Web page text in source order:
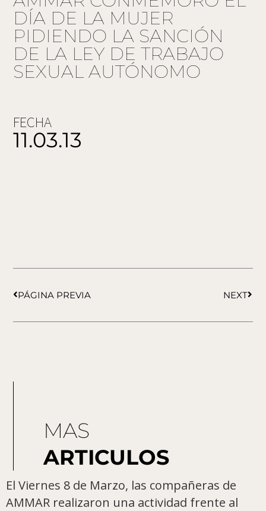
DÍA DE LA MUJER
PIDIENDO LA SANCIÓN
DE LA LEY DE TRABAJO
SEXUAL AUTÓNOMO
FECHA
11.03.13
PÁGINA PREVIA NEXT
MAS
ARTICULOS
El Viernes 8 de Marzo, las compañeras de
AMMAR realizaron una actividad frente al